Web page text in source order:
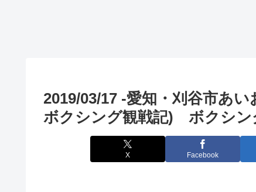
2019/03/17 -愛知・刈谷市あ
ボクシング観戦記) ボクシン
X Facebook